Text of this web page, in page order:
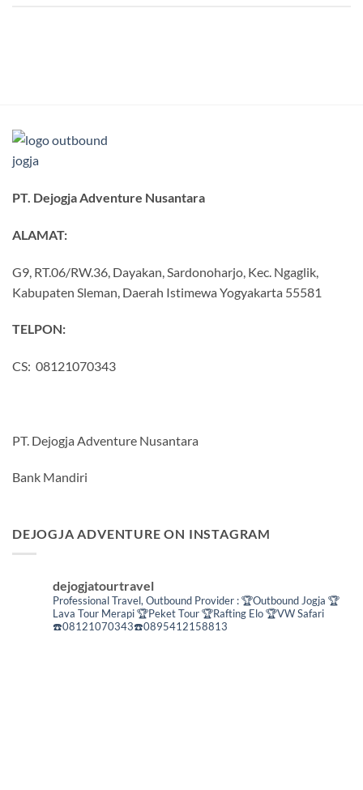
PT. Dejogja Adventure Nusantara
ALAMAT:
G9, RT.06/RW.36, Dayakan, Sardonoharjo, Kec. Ngaglik,
Kabupaten Sleman, Daerah Istimewa Yogyakarta 55581
TELPON:
CS: 08121070343
PT. Dejogja Adventure Nusantara
Bank Mandiri
DEJOGJA ADVENTURE ON INSTAGRAM
dejogjatourtravel
Professional Travel, Outbound Provider :🏆Outbound Jogja 🏆
Lava Tour Merapi🏆Peket Tour🏆Rafting Elo🏆VW Safari
☎️08121070343☎️0895412158813